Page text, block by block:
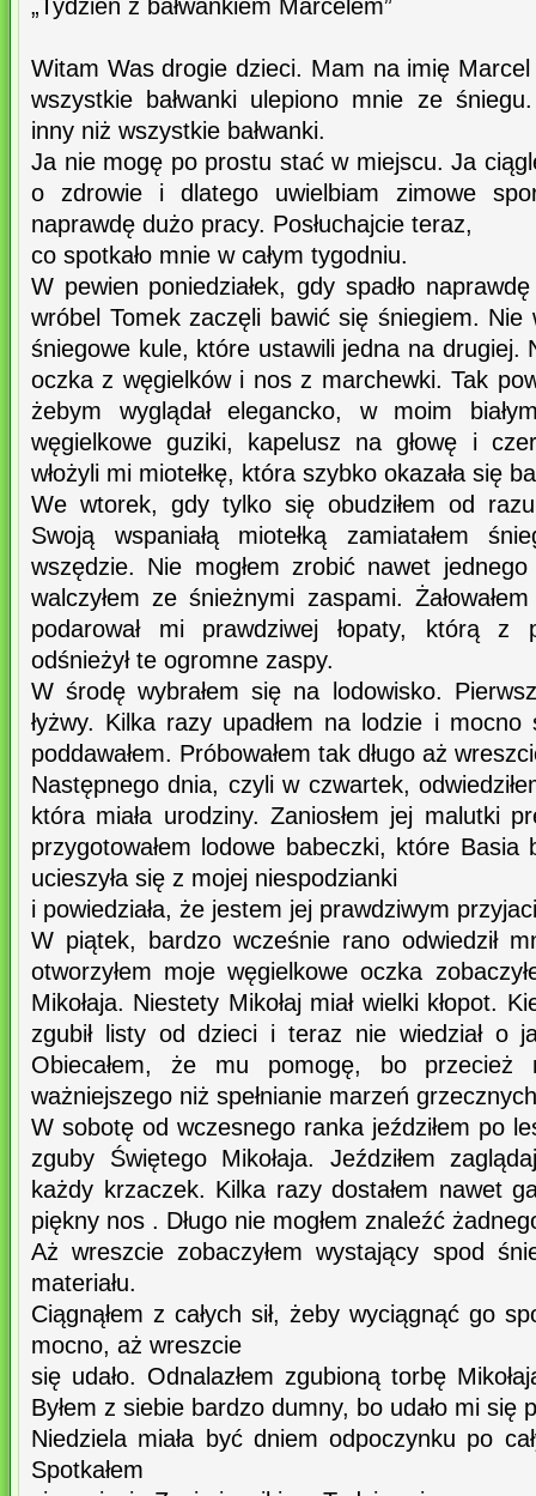
„Tydzień z bałwankiem Marcelem”
Witam Was drogie dzieci. Mam na imię Marcel
wszystkie bałwanki ulepiono mnie ze
inny niż wszystkie bałwanki.
Ja nie mogę po prostu stać w miejscu. Ja
o zdrowie i dlatego uwielbiam zimowe
naprawdę dużo pracy. Posłuchajcie teraz,
co spotkało mnie w całym tygodniu.
W pewien poniedziałek, gdy spadło
wróbel Tomek zaczęli bawić się śniegiem. Nie
śniegowe kule, które ustawili jedna na drugiej.
oczka z węgielków i nos z marchewki. Tak
żebym wyglądał elegancko, w moim
węgielkowe guziki, kapelusz na głowę i
włożyli mi miotełkę, która szybko okazała się
We wtorek, gdy tylko się obudziłem od
Swoją wspaniałą miotełką zamiatałem
wszędzie. Nie mogłem zrobić nawet
walczyłem ze śnieżnymi zaspami.
podarował mi prawdziwej łopaty, którą z
odśnieżył te ogromne zaspy.
W środę wybrałem się na lodowisko.
łyżwy. Kilka razy upadłem na lodzie i mocno
poddawałem. Próbowałem tak długo aż
Następnego dnia, czyli w czwartek,
która miała urodziny. Zaniosłem jej malutki
przygotowałem lodowe babeczki, które
ucieszyła się z mojej niespodzianki
i powiedziała, że jestem jej prawdziwym
W piątek, bardzo wcześnie rano odwiedził
otworzyłem moje węgielkowe oczka
Mikołaja. Niestety Mikołaj miał wielki kłopot.
zgubił listy od dzieci i teraz nie wiedział o
Obiecałem, że mu pomogę, bo
ważniejszego niż spełnianie marzeń
W sobotę od wczesnego ranka jeździłem po
zguby Świętego Mikołaja. Jeździłem
każdy krzaczek. Kilka razy dostałem nawet
piękny nos . Długo nie mogłem znaleźć
Aż wreszcie zobaczyłem wystający spod
materiału.
Ciągnąłem z całych sił, żeby wyciągnąć go
mocno, aż wreszcie
się udało. Odnalazłem zgubioną torbę
Byłem z siebie bardzo dumny, bo udało mi się
Niedziela miała być dniem odpoczynku po
Spotkałem